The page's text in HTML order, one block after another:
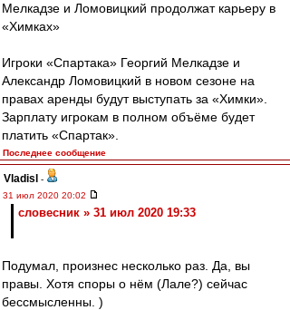
Мелкадзе и Ломовицкий продолжат карьеру в
«Химках»
Игроки «Спартака» Георгий Мелкадзе и
Александр Ломовицкий в новом сезоне на
правах аренды будут выступать за «Химки».
Зарплату игрокам в полном объёме будет
платить «Спартак».
Последнее сообщение
Vladisl
-
31 июл 2020 20:02
словесник » 31 июл 2020 19:33
Подумал, произнес несколько раз. Да, вы
правы. Хотя споры о нём (Лале?) сейчас
бессмысленны. )